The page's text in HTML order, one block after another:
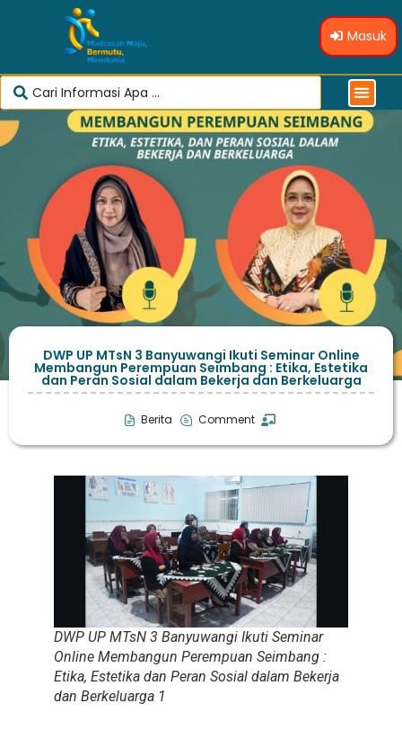
Masuk
DWP UP MTsN 3 Banyuwangi Ikuti Seminar Online
Membangun Perempuan Seimbang : Etika, Estetika
dan Peran Sosial dalam Bekerja dan Berkeluarga
Berita Comment
DWP UP MTsN 3 Banyuwangi Ikuti Seminar
Online Membangun Perempuan Seimbang :
Etika, Estetika dan Peran Sosial dalam Bekerja
dan Berkeluarga 1